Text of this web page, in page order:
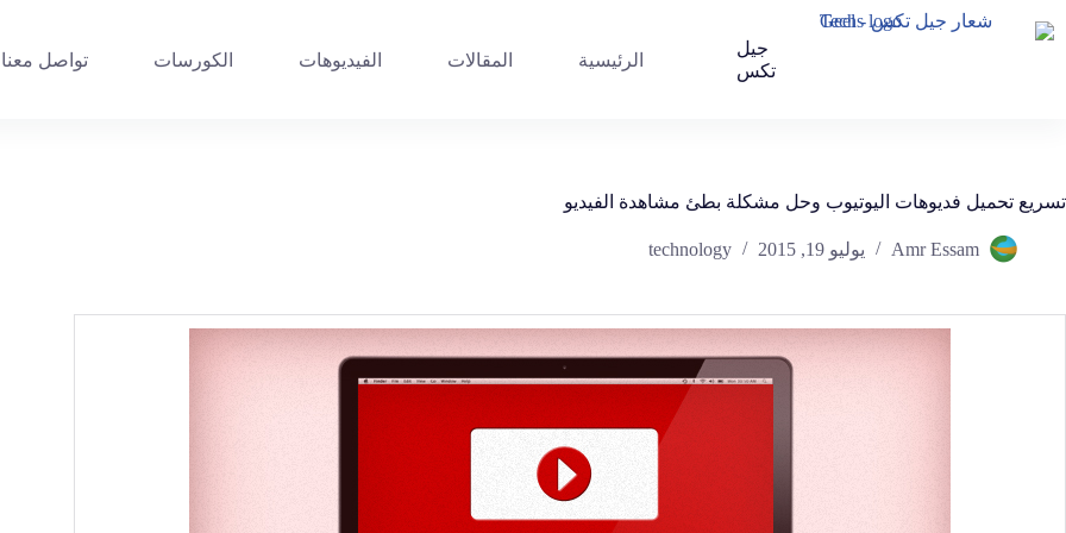
جيل
تكس
الرئيسية المقالات الفيديوهات الكورسات تواصل معنا
تسريع تحميل فديوهات اليوتيوب وحل مشكلة بطئ مشاهدة الفيديو
Amr Essam يوليو 19, 2015 technology